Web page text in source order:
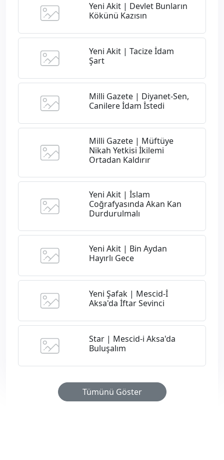
Yeni Akit | Devlet Bunların
Kökünü Kazısın
Yeni Akit | Tacize İdam
Şart
Milli Gazete | Diyanet-Sen,
Canilere İdam İstedi
Milli Gazete | Müftüye
Nikah Yetkisi İkilemi
Ortadan Kaldırır
Yeni Akit | İslam
Coğrafyasında Akan Kan
Durdurulmalı
Yeni Akit | Bin Aydan
Hayırlı Gece
Yeni Şafak | Mescid-İ
Aksa'da İftar Sevinci
Star | Mescid-i Aksa'da
Buluşalım
Tümünü Göster